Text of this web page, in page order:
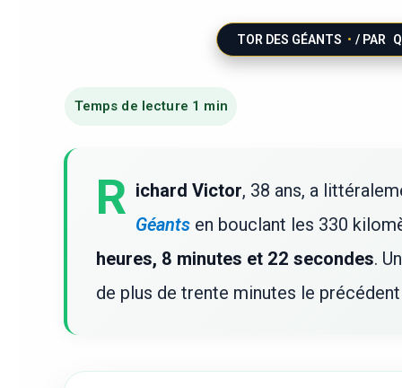
TOR DES GÉANTS / PAR
R ichard Victor, 38 ans, a
Géants en bouclant les 330
heures, 8 minutes et 22 secondes.
de plus de trente minutes le